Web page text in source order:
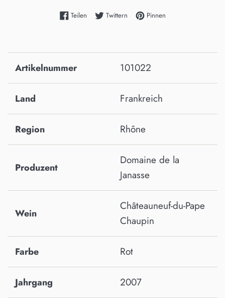
TeilenAuf Facebook teilen
TwitternAuf Twitter twittern
PinnenAuf Pinterest pinnen
Artikelnummer 101022
Land Frankreich
Region Rhône
Produzent
Domaine de la
Janasse
Wein
Châteauneuf-du-Pape
Chaupin
Farbe Rot
Jahrgang 2007